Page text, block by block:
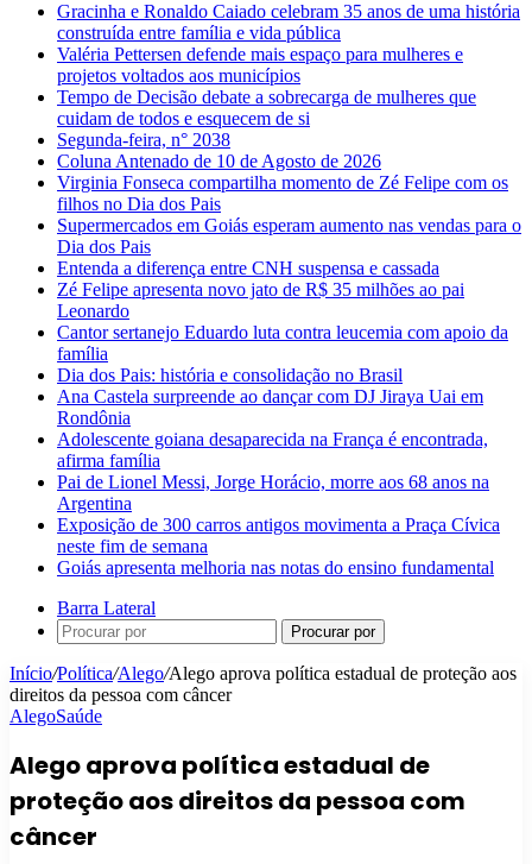
Gracinha e Ronaldo Caiado celebram 35 anos de uma história
construída entre família e vida pública
Valéria Pettersen defende mais espaço para mulheres e
projetos voltados aos municípios
Tempo de Decisão debate a sobrecarga de mulheres que
cuidam de todos e esquecem de si
Segunda-feira, n° 2038
Coluna Antenado de 10 de Agosto de 2026
Virginia Fonseca compartilha momento de Zé Felipe com os
filhos no Dia dos Pais
Supermercados em Goiás esperam aumento nas vendas para o
Dia dos Pais
Entenda a diferença entre CNH suspensa e cassada
Zé Felipe apresenta novo jato de R$ 35 milhões ao pai
Leonardo
Cantor sertanejo Eduardo luta contra leucemia com apoio da
família
Dia dos Pais: história e consolidação no Brasil
Ana Castela surpreende ao dançar com DJ Jiraya Uai em
Rondônia
Adolescente goiana desaparecida na França é encontrada,
afirma família
Pai de Lionel Messi, Jorge Horácio, morre aos 68 anos na
Argentina
Exposição de 300 carros antigos movimenta a Praça Cívica
neste fim de semana
Goiás apresenta melhoria nas notas do ensino fundamental
Barra Lateral
Procurar por
Início/Política/Alego/Alego aprova política estadual de proteção aos
direitos da pessoa com câncer
AlegoSaúde
Alego aprova política estadual de
proteção aos direitos da pessoa com
câncer